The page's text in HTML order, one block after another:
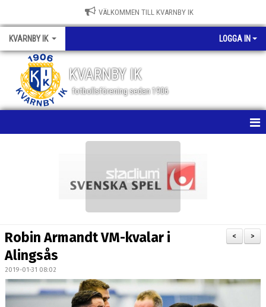
VÄLKOMMEN TILL KVARNBY IK
KVARNBY IK LOGGA IN
KVARNBY IK
fotbollsförening sedan 1906
BILDGALLERI
MEDLEMSKAP
>
<
Robin Armandt VM-kvalar i
Alingsås
2019-01-31 08:02